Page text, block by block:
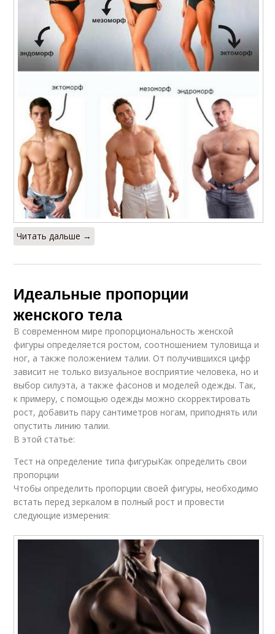
Читать дальше →
Идеальные пропорции
женского тела
В современном мире пропорциональность женской
фигуры определяется ростом, соотношением туловища и
ног, а также положением талии. От получившихся цифр
зависит не только визуальное восприятие человека, но и
выбор силуэта, а также фасонов и моделей одежды. Так,
к примеру, с помощью одежды можно скорректировать
рост, добавить пару сантиметров ногам, приподнять или
опустить линию талии.
В этой статье:
Тест на определение типа фигурыКак определить свои
пропорции
Чтобы определить пропорции своей фигуры, необходимо
встать перед зеркалом в полный рост и провести
следующие измерения: